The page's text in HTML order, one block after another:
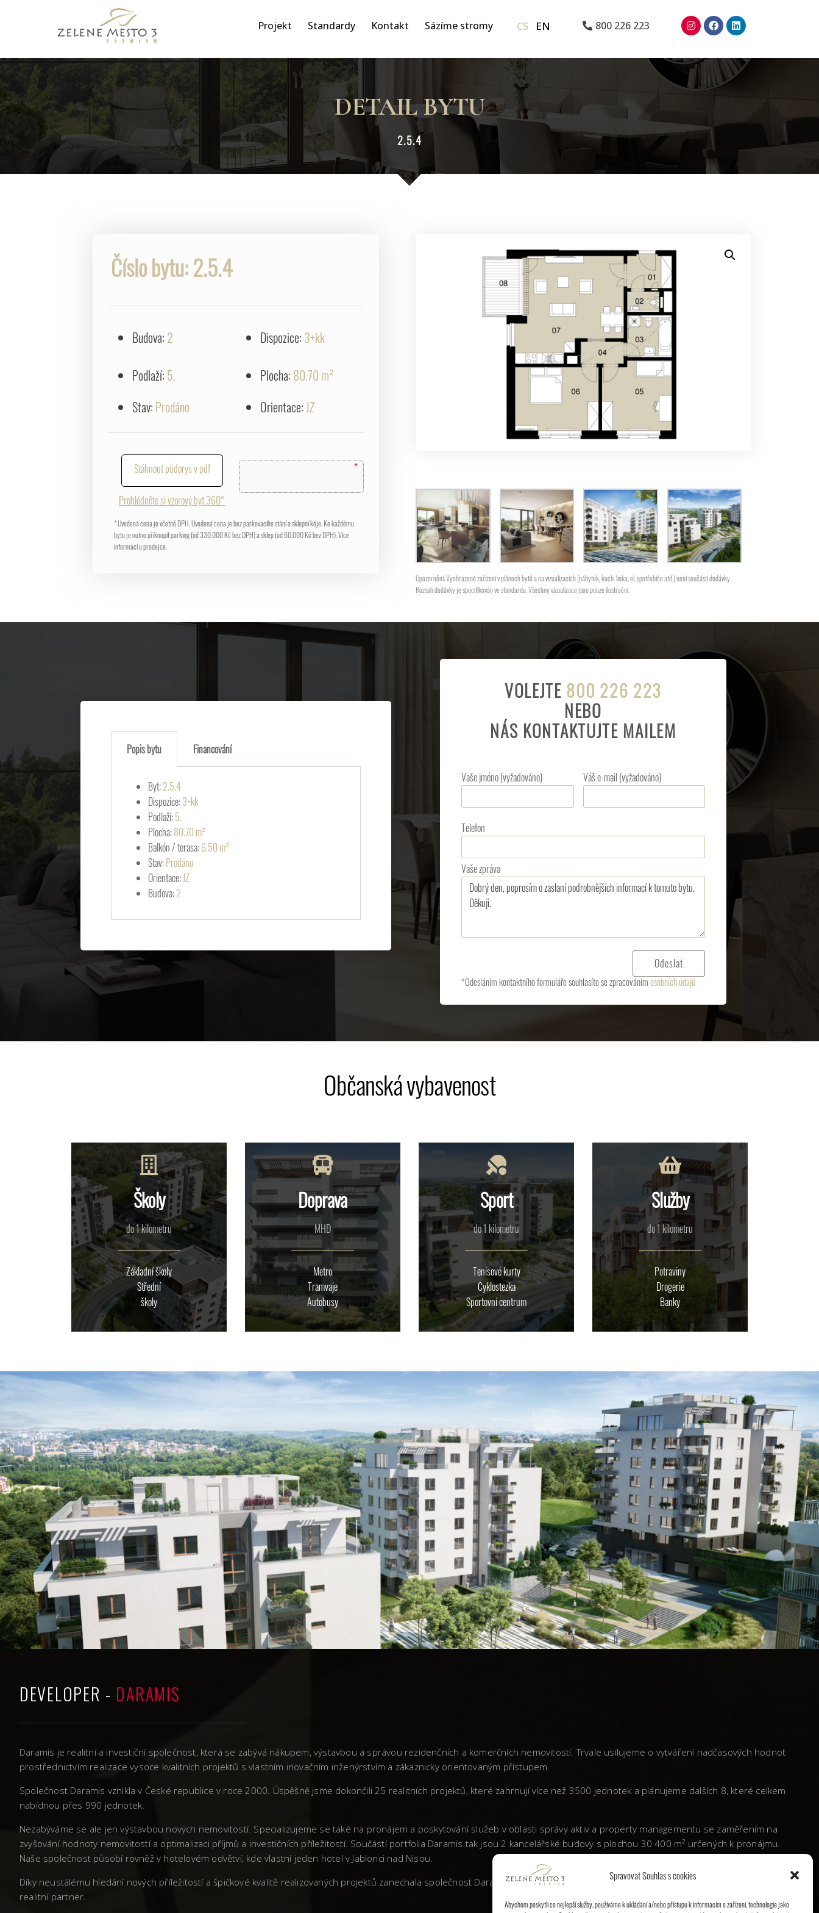
Spravovat Souhlas s cookies
Abychom poskytli co nejlepší služby, používáme k ukládání a/nebo přístupu k informacím o zařízení, technologie jako
Projekt Standardy Kontakt Sázíme stromy CS EN 800 226 223
DETAIL BYTU
2.5.4
Číslo bytu: 2.5.4
Budova: 2 Dispozice: 3+kk
Podlaží: 5.
Stav: Prodáno
Plocha: 80.70 m²
Orientace: JZ
*
Stáhnout půdorys v pdf
Prohlédněte si vzorový byt 360°
* Uvedená cena je včetně DPH. Uvedená cena je bez parkovacího stání a sklepní kóje. Ke každému
bytu je nutno přikoupit parking (od 330.000 Kč bez DPH) a sklep (od 60.000 Kč bez DPH). Více
informací u prodejce.
Upozornění: Vyobrazené zařízení v plánech bytů a na vizualizacích (nábytek, kuch. linka, el. spotřebiče atd.) není součástí dodávky.
Rozsah dodávky je specifikován ve standardu. Všechny vizualizace jsou pouze ilustrační.
Popis bytu Financování
Byt:2.5.4
Dispozice:3+kk
Podlaží:5.
Plocha:80.70 m²
Balkón / terasa:6.50 m²
Stav:Prodáno
Orientace:JZ
Budova:2
VOLEJTE 800 226 223
NEBO
NÁS KONTAKTUJTE MAILEM
Vaše jméno (vyžadováno) Váš e-mail (vyžadováno)
Telefon
Vaše zpráva
*Odesláním kontaktního formuláře souhlasíte se zpracovánímosobních údajů
Občanská vybavenost
Školy
do 1 kilometru
Základní školy
Střední
školy
Doprava
MHD
Metro
Tramvaje
Autobusy
Sport
do 1 kilometru
Tenisové kurty
Cyklostezka
Sportovní centrum
Služby
do 1 kilometru
Potraviny
Drogerie
Banky
DEVELOPER - DARAMIS
Daramis je realitní a investiční společnost, která se zabývá nákupem, výstavbou a správou rezidenčních a komerčních nemovitostí. Trvale usilujeme o vytváření nadčasových hodnot
prostřednictvím realizace vysoce kvalitních projektů s vlastním inovačním inženýrstvím a zákaznicky orientovaným přístupem.
Společnost Daramis vznikla v České republice v roce 2000. Úspěšně jsme dokončili 25 realitních projektů, které zahrnují více než 3500 jednotek a plánujeme dalších 8, které celkem
nabídnou přes 990 jednotek.
Nezabýváme se ale jen výstavbou nových nemovitostí. Specializujeme se také na pronájem a poskytování služeb v oblasti správy aktiv a property managementu se zaměřením na
zvyšování hodnoty nemovitostí a optimalizaci příjmů a investičních příležitostí. Součástí portfolia Daramis tak jsou 2 kancelářské budovy s plochou 30 400 m² určených k pronájmu.
Naše společnost působí rovněž v hotelovém odvětví, kde vlastní jeden hotel v Jablonci nad Nisou.
Díky neustálému hledání nových příležitostí a špičkové kvalitě realizovaných projektů zanechala společnost Daramis v České republice výraznou stopu a etablovala se jako vyhledávaný
realitní partner.